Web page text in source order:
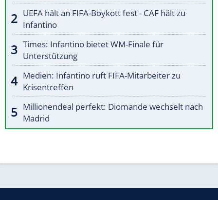
UEFA hält an FIFA-Boykott fest - CAF hält zu
Infantino
Times: Infantino bietet WM-Finale für
Unterstützung
Medien: Infantino ruft FIFA-Mitarbeiter zu
Krisentreffen
Millionendeal perfekt: Diomande wechselt nach
Madrid